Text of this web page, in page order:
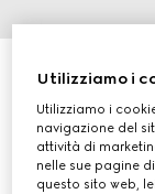
1/3
Guinzaglio per
€ 320
VarianteDemetra
Utilizziamo i
Utilizziamo i
navigazione del
attività di
nelle sue pagine
questo sito web,